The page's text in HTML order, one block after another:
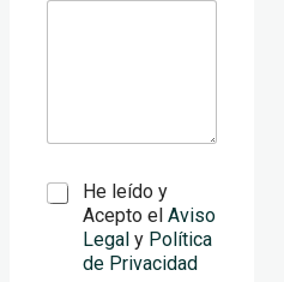
T
He leído y
Acepto el Aviso
Legal y Política
de Privacidad